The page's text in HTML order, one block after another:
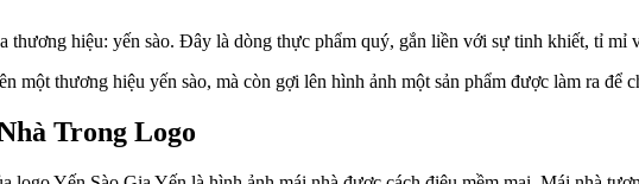
thương hiệu: yến sào. Đây là dòng thực phẩm quý, gắn liền với sự tinh khiết, tỉ mỉ
một thương hiệu yến sào, mà còn gợi lên hình ảnh một sản phẩm được làm ra để
Trong Logo